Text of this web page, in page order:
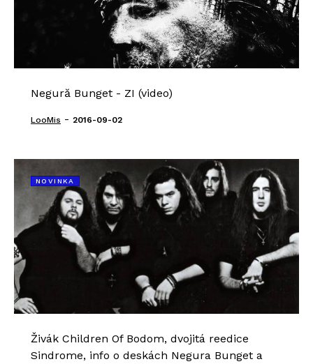
Negură Bunget - ZI (video)
LooMis - 2016-09-02
NOVINKA
Živák Children Of Bodom, dvojitá reedice
Sindrome, info o deskách Negura Bunget a